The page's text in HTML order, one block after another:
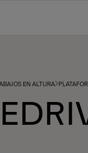
EN ALTURA